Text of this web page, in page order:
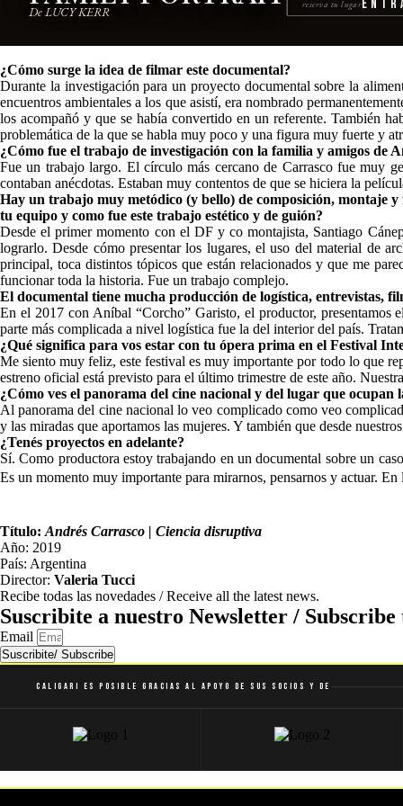
De LUCY KERR
reserva tu lugar
¿Cómo surge la idea de filmar este documental?
Durante la investigación para un proyecto documental sobre la
encuentros ambientales a los que asistí, era nombrado
los acompañó y que se había convertido en un referente. También
problemática de la que se habla muy poco y una figura muy fuerte y
¿Cómo fue el trabajo de investigación con la familia y amigos de
Fue un trabajo largo. El círculo más cercano de Carrasco fue muy
contaban anécdotas. Estaban muy contentos de que se hiciera la
Hay un trabajo muy metódico (y bello) de composición, montaje
tu equipo y como fue este trabajo estético y de guión?
Desde el primer momento con el DF y co montajista, Santiago
lograrlo. Desde cómo presentar los lugares, el uso del material de
principal, toca distintos tópicos que están relacionados y que me
funcionar toda la historia. Fue un trabajo complejo.
El documental tiene mucha producción de logística, entrevistas,
En el 2017 con Aníbal “Corcho” Garisto, el productor,
parte más complicada a nivel logística fue la del interior del país.
¿Qué significa para vos estar con tu ópera prima en el Festival
Me siento muy feliz, este festival es muy importante por todo lo que
estreno oficial está previsto para el último trimestre de este año.
¿Cómo ves el panorama del cine nacional y del lugar que ocupan
Al panorama del cine nacional lo veo complicado como veo
y las miradas que aportamos las mujeres. Y también que desde
¿Tenés proyectos en adelante?
Sí. Como productora estoy trabajando en un documental sobre un
Es un momento muy importante para mirarnos, pensarnos y actuar.
Título: Andrés Carrasco | Ciencia disruptiva
Año: 2019
País: Argentina
Director: Valeria Tucci
Recibe todas las novedades / Receive all the latest news.
Suscribite a nuestro Newsletter /
Email
Suscribite/ Subscribe
Caligari es posible gracias al apoyo de sus socios y de